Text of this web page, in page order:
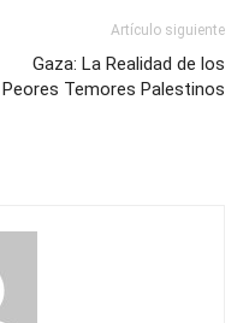
Artículo siguiente
Gaza: La Realidad de los
Peores Temores Palestinos